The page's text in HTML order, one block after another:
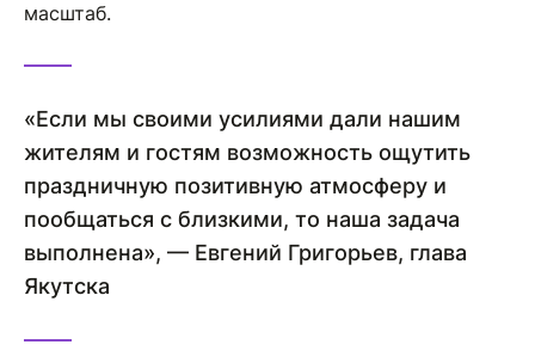
масштаб.
«Если мы своими усилиями дали нашим
жителям и гостям возможность ощутить
праздничную позитивную атмосферу и
пообщаться с близкими, то наша задача
выполнена», — Евгений Григорьев, глава
Якутска